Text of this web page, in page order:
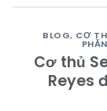
BLOG, CƠ
Cơ thủ
Reyes